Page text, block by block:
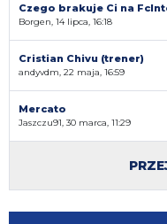
Czego brakuje Ci na
Borgen, 14 lipca, 16:18
Cristian Chivu (trener)
andyvdm, 22 maja, 16:59
Mercato
Jaszczu91, 30 marca, 11:29